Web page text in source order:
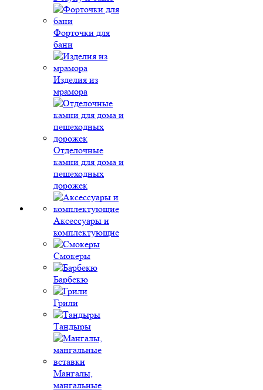
Форточки для
бани
Изделия из
мрамора
Отделочные
камни для дома и
пешеходных
дорожек
Аксессуары и
комплектующие
Смокеры
Барбекю
Грили
Тандыры
Мангалы,
мангальные